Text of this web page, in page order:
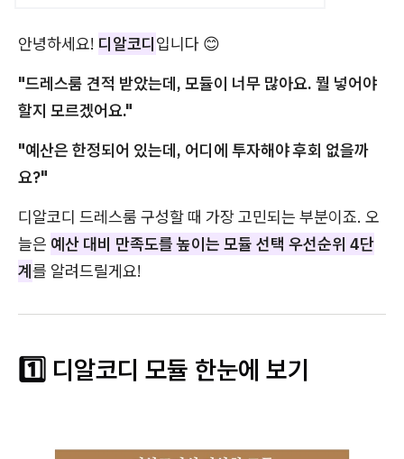
안녕하세요! 디알코디입니다 😊
"드레스룸 견적 받았는데, 모듈이 너무 많아요. 뭘 넣어야
할지 모르겠어요."
"예산은 한정되어 있는데, 어디에 투자해야 후회 없을까
요?"
디알코디 드레스룸 구성할 때 가장 고민되는 부분이죠. 오
늘은 예산 대비 만족도를 높이는 모듈 선택 우선순위 4단
계를 알려드릴게요!
1️⃣ 디알코디 모듈 한눈에 보기